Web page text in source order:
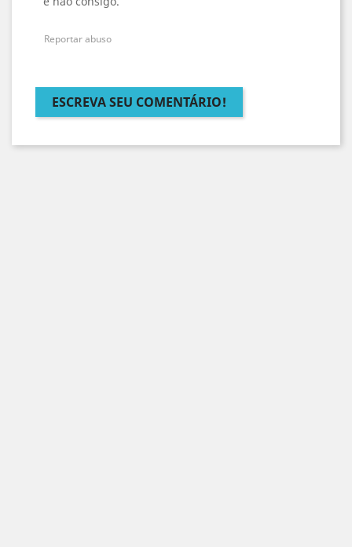
Reportar abuso
ESCREVA SEU COMENTÁRIO!